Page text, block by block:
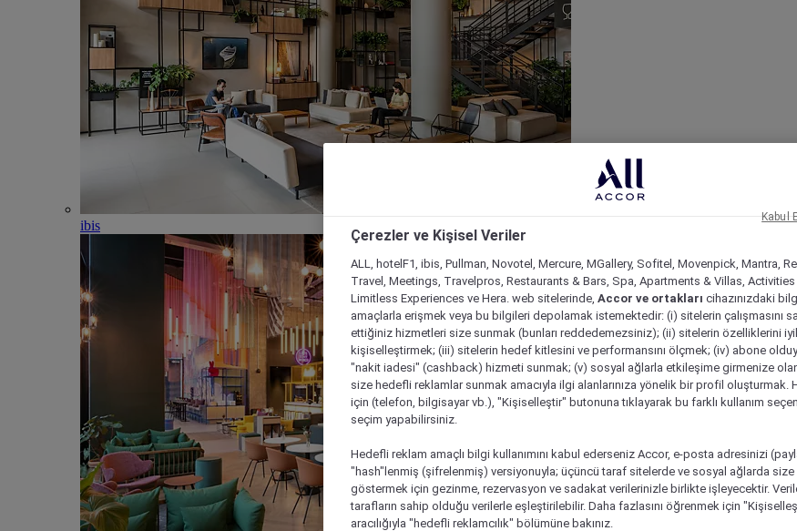
ibis
Çerezler ve Kişisel Veriler
ALL, hotelF1, ibis, Pullman, Novotel, Mercure, MGallery, Sofitel, Movenpick, Mantra,
Travel, Meetings, Travelpros, Restaurants & Bars, Spa, Apartments & Villas, Activities
Limitless Experiences ve Hera. web sitelerinde, Accor ve ortakları cihazınızdaki
amaçlarla erişmek veya bu bilgileri depolamak istemektedir: (i) sitelerin çalışmasını
ettiğiniz hizmetleri size sunmak (bunları reddedemezsiniz); (ii) sitelerin özelliklerini
kişiselleştirmek; (iii) sitelerin hedef kitlesini ve performansını ölçmek; (iv) abone
"nakit iadesi" (cashback) hizmeti sunmak; (v) sosyal ağlarla etkileşime girmenize
size hedefli reklamlar sunmak amacıyla ilgi alanlarınıza yönelik bir profil oluşturmak.
için (telefon, bilgisayar vb.), "Kişiselleştir" butonuna tıklayarak bu farklı kullanım
seçim yapabilirsiniz.
Hedefli reklam amaçlı bilgi kullanımını kabul ederseniz Accor, e-posta adresinizi
"hash"lenmiş (şifrelenmiş) versiyonuyla; üçüncü taraf sitelerde ve sosyal ağlarda
göstermek için gezinme, rezervasyon ve sadakat verilerinizle birlikte işleyecektir.
tarafların sahip olduğu verilerle eşleştirilebilir. Daha fazlasını öğrenmek için
aracılığıyla "hedefli reklamcılık" bölümüne bakınız.
Kabul